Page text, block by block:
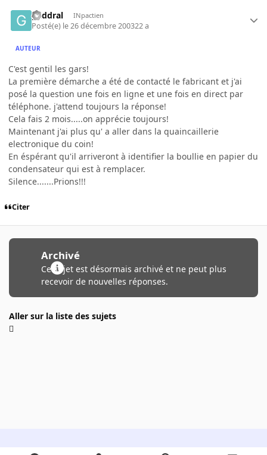
gaddral INpactien
Posté(e) le 26 décembre 200322 a
AUTEUR
C'est gentil les gars!
La première démarche a été de contacté le fabricant et j'ai
posé la question une fois en ligne et une fois en direct par
téléphone. j'attend toujours la réponse!
Cela fais 2 mois.....on apprécie toujours!
Maintenant j'ai plus qu' a aller dans la quaincaillerie
electronique du coin!
En éspérant qu'il arriveront à identifier la boullie en papier du
condensateur qui est à remplacer.
Silence.......Prions!!!
Citer
Archivé
Ce sujet est désormais archivé et ne peut plus
recevoir de nouvelles réponses.
Aller sur la liste des sujets